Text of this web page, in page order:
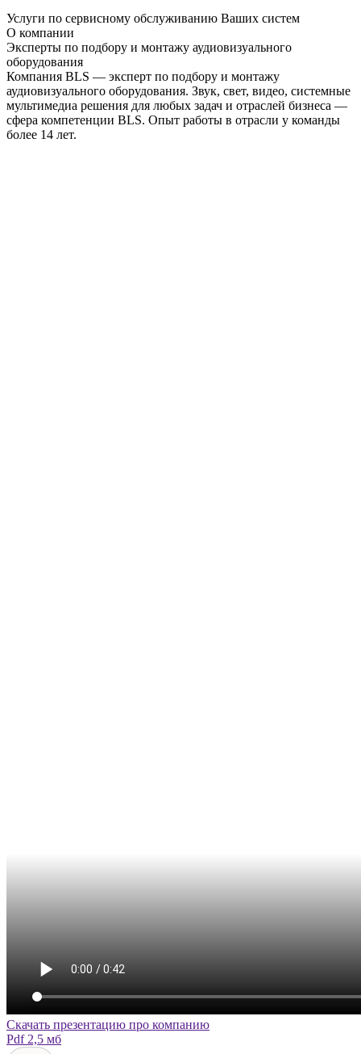
Услуги по сервисному обслуживанию Ваших систем
О компании
Эксперты по подбору и монтажу аудиовизуального
оборудования
Компания BLS — эксперт по подбору и монтажу
аудиовизуального оборудования. Звук, свет, видео, системные
мультимедиа решения для любых задач и отраслей бизнеса —
сфера компетенции BLS. Опыт работы в отрасли у команды
более 14 лет.
Скачать презентацию про компанию
Pdf 2,5 мб